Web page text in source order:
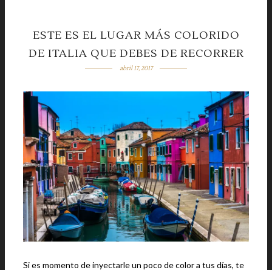
ESTE ES EL LUGAR MÁS COLORIDO
DE ITALIA QUE DEBES DE RECORRER
abril 17, 2017
Si es momento de inyectarle un poco de color a tus días, te